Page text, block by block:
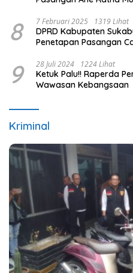
8 7 Februari 2025 1319 Lihat
DPRD Kabupaten
Penetapan Pasangan
9 28 Juli 2024 1224 Lihat
Ketuk Palu!! Raperda
Wawasan Kebangsaan
Kriminal